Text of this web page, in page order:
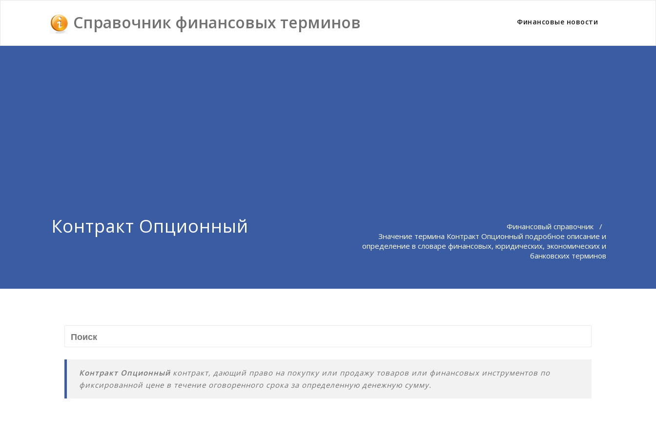
Справочник финансовых терминов Финансовые новости
Контракт Опционный Финансовый справочник /
Значение термина Контракт Опционный подробное описание и
определение в словаре финансовых, юридических, экономических и
банковских терминов
Контракт Опционныйконтракт, дающий право на покупку или продажу товаров или финансовых инструментов по
фиксированной цене в течение оговоренного срока за определенную денежную сумму.